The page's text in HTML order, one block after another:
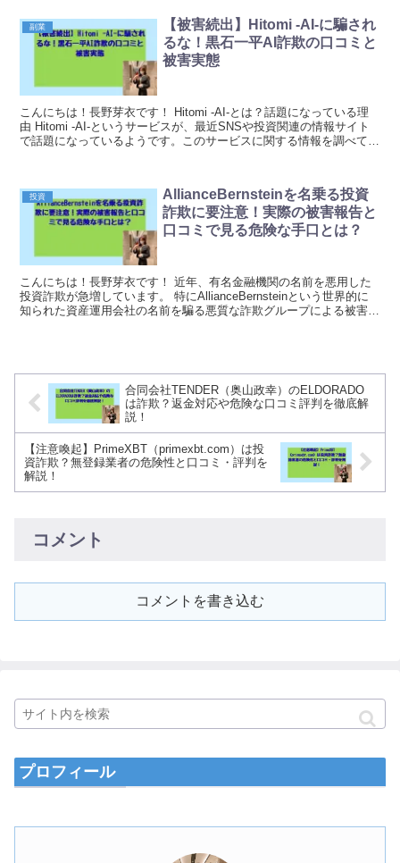
副業
【被害続出】Hitomi -AI-に騙され
るな！黒石一平AI詐欺の口コミと
被害実態
こんにちは！長野芽衣です！ Hitomi -AI-とは？話題になっている理
由 Hitomi -AI-というサービスが、最近SNSや投資関連の情報サイト
で話題になっているようです。このサービスに関する情報を調べてい
投資
AllianceBernsteinを名乗る投資
詐欺に要注意！実際の被害報告と
口コミで見る危険な手口とは？
こんにちは！長野芽衣です！ 近年、有名金融機関の名前を悪用した
投資詐欺が急増しています。 特にAllianceBernsteinという世界的に
知られた資産運用会社の名前を騙る悪質な詐欺グループによる被害が
合同会社TENDER（奥山政幸）のELDORADO
は詐欺？返金対応や危険な口コミ評判を徹底解
説！
【注意喚起】PrimeXBT（primexbt.com）は投
資詐欺？無登録業者の危険性と口コミ・評判を
解説！
コメント
コメントを書き込む
プロフィール